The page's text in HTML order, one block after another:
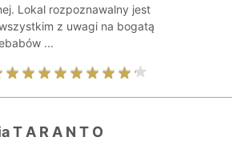
Lokal rozpoznawalny jest
z uwagi na bogatą
...
T A R A N T O